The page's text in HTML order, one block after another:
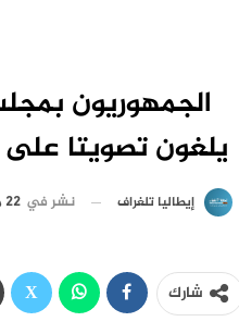
الجمهوريون
يلغون تصويتا
إيطاليا تلغراف نشر في 22 مايو 2026 الساعة 9 و 00 دقيقة
شارك